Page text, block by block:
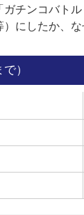
チンコバトル
にしたか、
）